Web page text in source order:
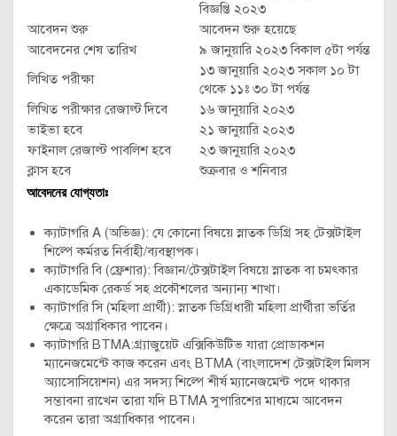
বিজ্ঞপ্তি ২০২৩
আবেদন শুরু
আবেদন শুরু হয়েছে
আবেদনের শেষ তারিখ
৯ জানুয়ারি ২০২৩ বিকাল ৫টা পর্যন্ত
লিখিত পরীক্ষা
১৩ জানুয়ারি ২০২৩ সকাল ১০ টা
থেকে ১১ঃ ৩০ টা পর্যন্ত
লিখিত পরীক্ষার রেজাল্ট দিবে
১৬ জানুয়ারি ২০২৩
ভাইভা হবে
২১ জানুয়ারি ২০২৩
ফাইনাল রেজাল্ট পাবলিশ হবে
২৩ জানুয়ারি ২০২৩
ক্লাস হবে
শুক্রবার ও শনিবার
আবেদনের যোগ্যতাঃ
ক্যাটাগরি A (অভিজ্ঞ): যে কোনো বিষয়ে স্নাতক ডিগ্রি সহ টেক্সটাইল
শিল্পে কর্মরত নির্বাহী/ব্যবস্থাপক।
ক্যাটাগরি বি (ফ্রেশার): বিজ্ঞান/টেক্সটাইল বিষয়ে স্নাতক বা চমৎকার
একাডেমিক রেকর্ড সহ প্রকৌশলের অন্যান্য শাখা।
ক্যাটাগরি সি (মহিলা প্রার্থী): স্নাতক ডিগ্রিধারী মহিলা প্রার্থীরা ভর্তির
ক্ষেত্রে অগ্রাধিকার পাবেন।
ক্যাটাগরি BTMA:গ্র্যাজুয়েট এক্সিকিউটিভ যারা প্রোডাকশন
ম্যানেজমেন্টে কাজ করেন এবং BTMA (বাংলাদেশ টেক্সটাইল মিলস
অ্যাসোসিয়েশন) এর সদস্য শিল্পে শীর্ষ ম্যানেজমেন্ট পদে থাকার
সম্ভাবনা রাখেন তারা যদি BTMA সুপারিশের মাধ্যমে আবেদন
করেন তারা অগ্রাধিকার পাবেন।